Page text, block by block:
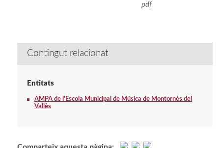
pdf
Contingut relacionat
Entitats
AMPA de l'Escola Municipal de Música de Montornès del
Vallès